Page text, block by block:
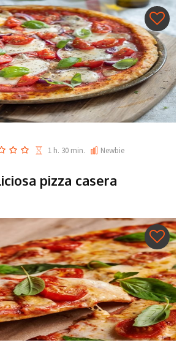
1 h. 30 min. Newbie
pizza casera